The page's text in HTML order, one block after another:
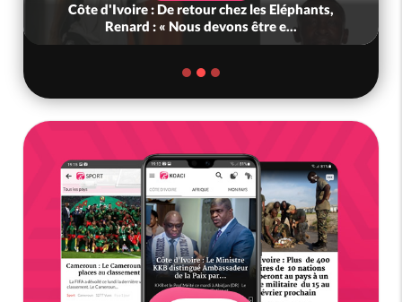
Côte d'Ivoire : De retour chez les Eléphants,
Renard : « Nous devons être e...